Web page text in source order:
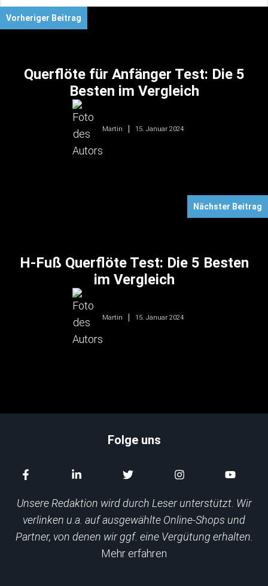
Vorheriger Beitrag
Querflöte für Anfänger Test: Die 5
Besten im Vergleich
Martin 15. Januar 2024
Nächster Beitrag
H-Fuß Querflöte Test: Die 5 Besten
im Vergleich
Martin 15. Januar 2024
Folge uns
Unsere Redaktion wird durch Leser unterstützt. Wir
verlinken u.a. auf ausgewählte Online-Shops und
Partner, von denen wir ggf. eine Vergütung erhalten.
Mehr erfahren